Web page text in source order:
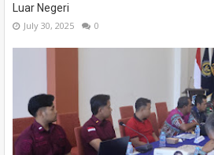
Luar Negeri
July 30, 2025 0